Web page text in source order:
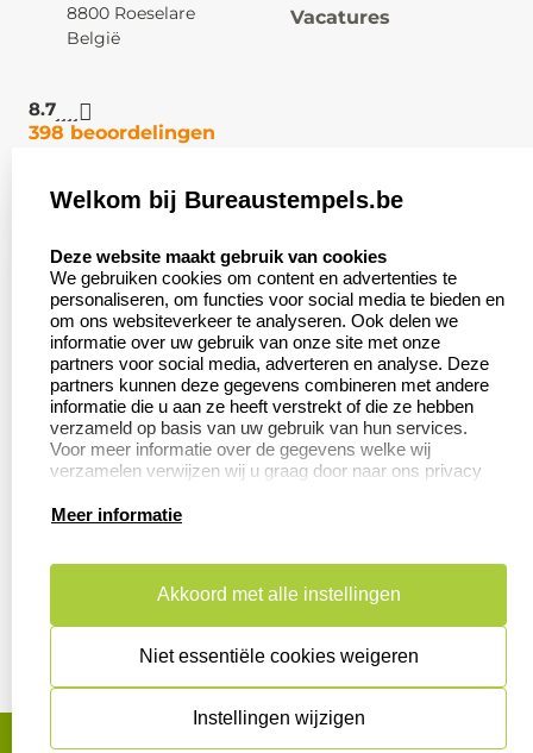
8800 Roeselare
België
8.7
398 beoordelingen
Vacatures
Klantenservice:
Contact
Veel gestelde vragen
Retourneren
Herroepingsrecht
Zakelijk:
Aanvraag op maat
Wederverkoper
worden
Betaling &
Verzending
Productinformatie:
Aanleverspecificaties
Instructie voor
Safety Sheets
Sitemap
algemene voorwaarden
disclaimer
Welkom bij Bureaustempels.be
Deze website maakt gebruik van cookies
We gebruiken cookies om content en advertenties te
personaliseren, om functies voor social media te bieden en
om ons websiteverkeer te analyseren. Ook delen we
informatie over uw gebruik van onze site met onze
partners voor social media, adverteren en analyse. Deze
partners kunnen deze gegevens combineren met andere
informatie die u aan ze heeft verstrekt of die ze hebben
verzameld op basis van uw gebruik van hun services.
Voor meer informatie over de gegevens welke wij
verzamelen verwijzen wij u graag door naar ons privacy
Meer informatie
Akkoord met alle instellingen
Niet essentiële cookies weigeren
Instellingen wijzigen